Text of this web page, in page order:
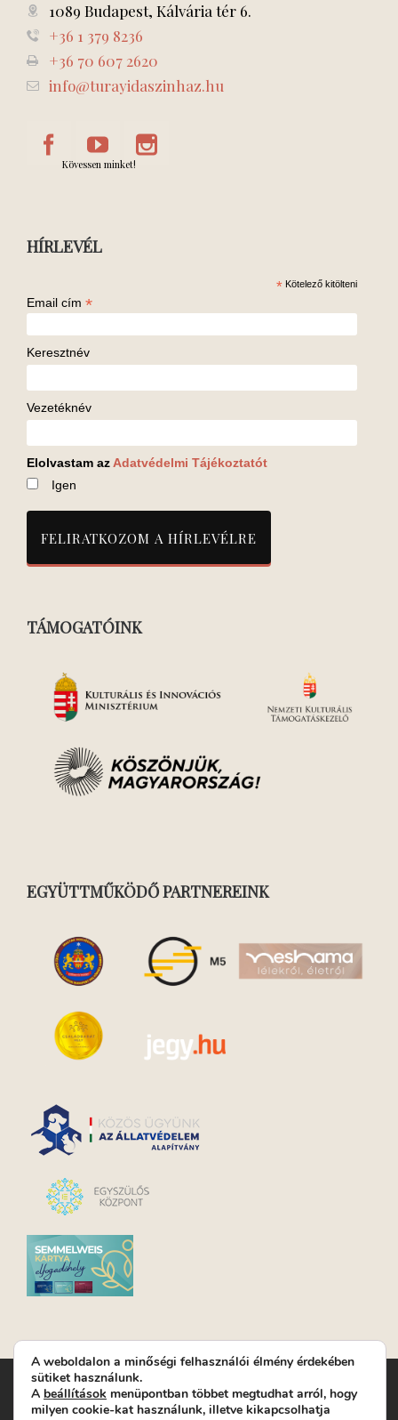
1089 Budapest, Kálvária tér 6.
+36 1 379 8236
+36 70 607 2620
info@turayidaszinhaz.hu
Kövessen minket!
HÍRLEVÉL
* Kötelező kitölteni
Email cím *
Keresztnév
Vezetéknév
Elolvastam az Adatvédelmi Tájékoztatót
Igen
TÁMOGATÓINK
EGYÜTTMŰKÖDŐ PARTNEREINK
Turay Ida Színház Közhasznú Nonprofit Kft. | Működési
helyszín: Turay Ida Színház 1089 Budapest, Kálvária tér 6. |
A weboldalon a minőségi felhasználói élmény érdekében
sütiket használunk.
A beállítások menüpontban többet megtudhat arról, hogy
milyen cookie-kat használunk, illetve kikapcsolhatja